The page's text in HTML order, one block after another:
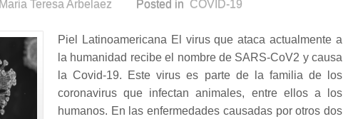
Maria Teresa Arbelaez Posted in COVID-19
Piel Latinoamericana El virus que ataca actualmente a
la humanidad recibe el nombre de SARS-CoV2 y causa
la Covid-19. Este virus es parte de la familia de los
coronavirus que infectan animales, entre ellos a los
humanos. En las enfermedades causadas por otros dos